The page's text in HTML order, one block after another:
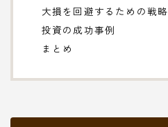
大損を回避するための戦略
投資の成功事例
まとめ